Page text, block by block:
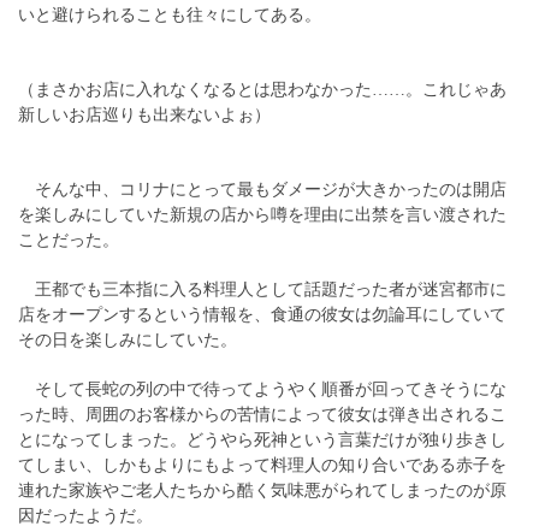
いと避けられることも往々にしてある。
（まさかお店に入れなくなるとは思わなかった……。これじゃあ
新しいお店巡りも出来ないよぉ）
そんな中、コリナにとって最もダメージが大きかったのは開店
を楽しみにしていた新規の店から噂を理由に出禁を言い渡された
ことだった。
王都でも三本指に入る料理人として話題だった者が迷宮都市に
店をオープンするという情報を、食通の彼女は勿論耳にしていて
その日を楽しみにしていた。
そして長蛇の列の中で待ってようやく順番が回ってきそうにな
った時、周囲のお客様からの苦情によって彼女は弾き出されるこ
とになってしまった。どうやら死神という言葉だけが独り歩きし
てしまい、しかもよりにもよって料理人の知り合いである赤子を
連れた家族やご老人たちから酷く気味悪がられてしまったのが原
因だったようだ。